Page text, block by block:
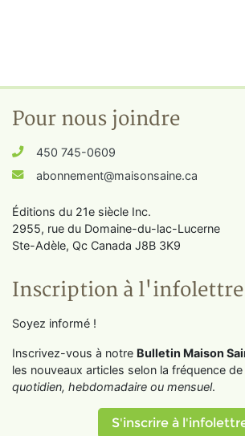
Pour nous joindre
450 745-0609
abonnement@maisonsaine.ca
Éditions du 21e siècle Inc.
2955, rue du Domaine-du-lac-Lucerne
Ste-Adèle, Qc Canada J8B 3K9
Inscription à l'infolettre
Soyez informé !
Inscrivez-vous à notre Bulletin Maison
les nouveaux articles selon la fréquence
quotidien, hebdomadaire ou mensuel.
S'inscrire à